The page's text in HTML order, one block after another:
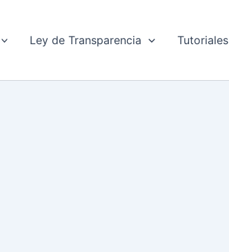
Ley de Transparencia Tutoriales